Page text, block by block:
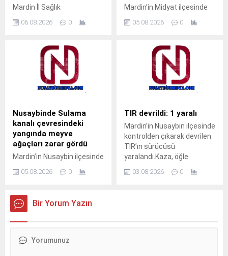
Mardin İl Sağlık
Müdürlüğüne bağlı Nusaybin
Devlet Hastanesi’nde İç
Ali Yiğit hasta kabulüne
başladı. Muayene olmak
isteyen vatandaşlar, ALO
182 çağrı merkezi veya
MHRS (Merkezi Hekim
üzerinden randevu alarak
muayene olabilecek. Tap
Simulator Codes
06.08.2026 0
Mardin’in Midyat ilçesinde
pencerenin demir
korkulukları arasına kafası
Ahmet Akkuş’un
müdahalesiyle kurtarıldı.
Olay, akşam saatlerinde
Cumhuriyet Mahallesi’nde
meydana geldi.Akrabalarını
çocuk, pencerenin demir
korkulukları arasına kafasını
sokunca sıkışarak mahsur
kaldı. Çocuğun ağlama
sesini duyan yakınları
yardıma koştu. Durumu fark
eden aile üyeleri, aynı evde...
05.08.2026 0
Nusaybinde Sulama
kanalı çevresindeki
yangında meyve
ağaçları zarar gördü
Mardin’in Nusaybin ilçesinde
çıkan kuru ot yangınında
gördü. Yangın, sabah
saatlerinde Nusaybin
sulama kanalı çevresinde
05.08.2026 0
TIR devrildi: 1 yaralı
Mardin’in Nusaybin ilçesinde
kontrolden çıkarak devrilen
TIR’ın sürücüsü
yaralandı.Kaza, öğle
ilçesine bağlı kırsal Girmeli
03.08.2026 0
Bir Yorum Yazın